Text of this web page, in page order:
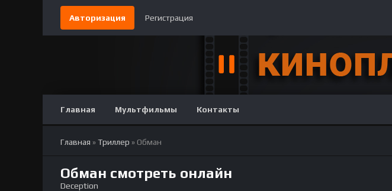
Авторизация Регистрация
Главная Мультфильмы Контакты
Главная »Триллер » Обман
Обман смотреть онлайн
Deception